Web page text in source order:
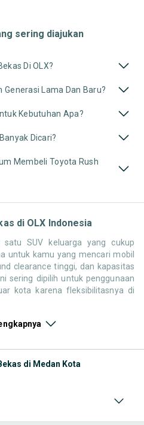
sering diajukan
Di OLX?
Lama Dan Baru?
Kebutuhan Apa?
Dicari?
Membeli Toyota Rush
di OLX Indonesia
SUV keluarga yang cukup
untuk kamu yang mencari mobil
clearance tinggi, dan kapasitas
sering dipilih untuk penggunaan
kota karena fleksibilitasnya di
menemukan berbagai pilihan
sisi desain maupun karakter
di Medan Kota